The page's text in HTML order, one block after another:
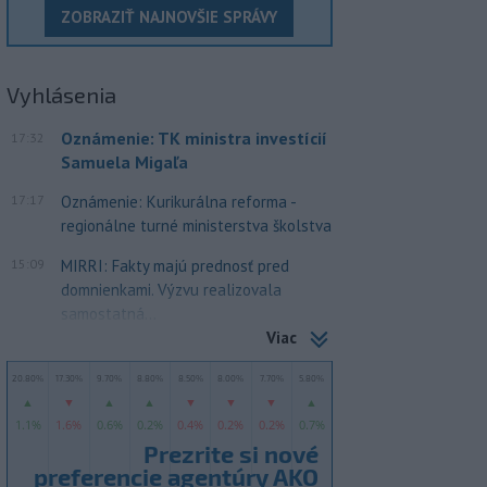
ZOBRAZIŤ NAJNOVŠIE SPRÁVY
Vyhlásenia
17:32
Oznámenie: TK ministra investícií
Samuela Migaľa
17:17
Oznámenie: Kurikurálna reforma -
regionálne turné ministerstva školstva
15:09
MIRRI: Fakty majú prednosť pred
domnienkami. Výzvu realizovala
samostatná...
Viac